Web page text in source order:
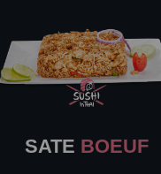
SATE BOEUF